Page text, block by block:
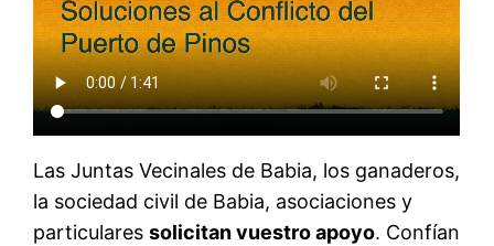
Las Juntas Vecinales de Babia, los ganaderos,
la sociedad civil de Babia, asociaciones y
particularessolicitan vuestro apoyo. Confían